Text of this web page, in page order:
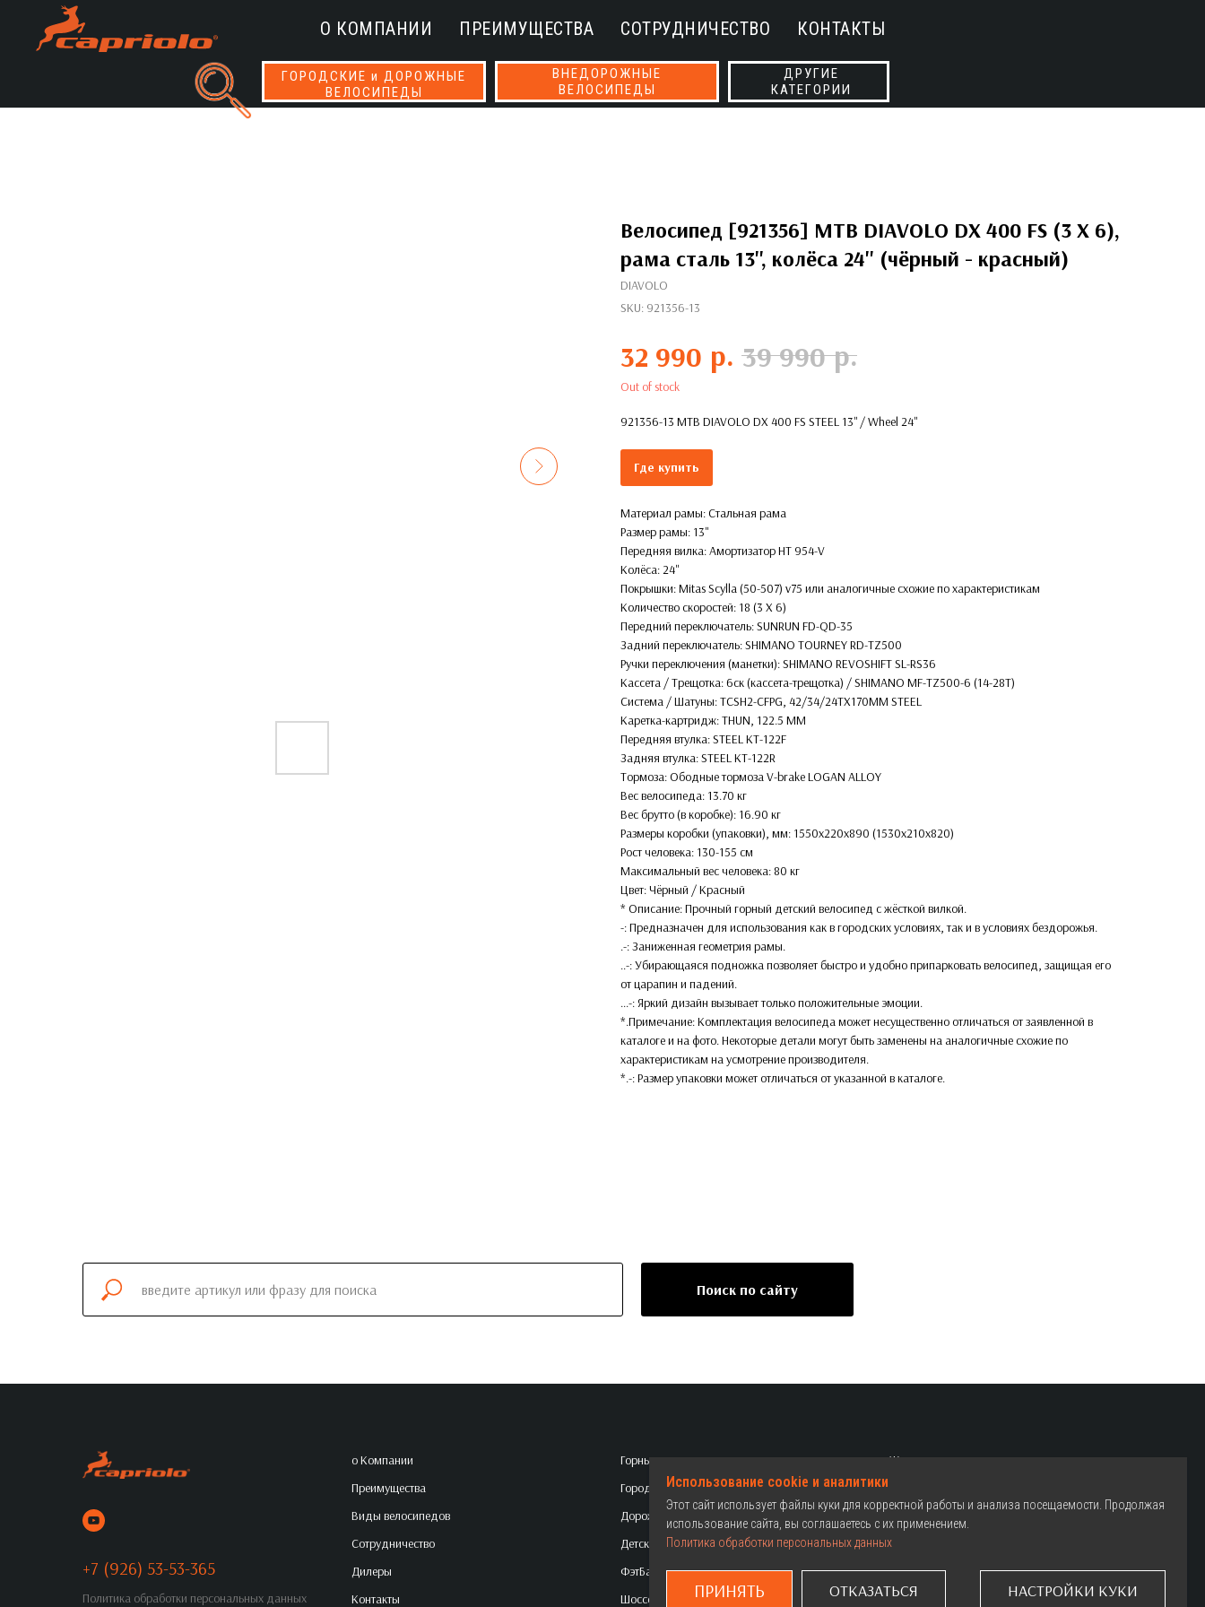
О КОМПАНИИ ПРЕИМУЩЕСТВА СОТРУДНИЧЕСТВО КОНТАКТЫ
ДРУГИЕ
КАТЕГОРИИ
ВНЕДОРОЖНЫЕ
ВЕЛОСИПЕДЫ
ГОРОДСКИЕ и ДОРОЖНЫЕ
ВЕЛОСИПЕДЫ
Велосипед [921356] MTB DIAVOLO DX 400 FS (3 X 6),
рама сталь 13'', колёса 24'' (чёрный - красный)
DIAVOLO
SKU: 921356-13
32 990 р. 39 990 р.
Out of stock
921356-13 MTB DIAVOLO DX 400 FS STEEL 13'' / Wheel 24''
Где купить
Материал рамы: Стальная рама
Размер рамы: 13''
Передняя вилка: Амортизатор HT 954-V
Колёса: 24''
Покрышки: Mitas Scylla (50-507) v75 или аналогичные схожие по характеристикам
Количество скоростей: 18 (3 X 6)
Передний переключатель: SUNRUN FD-QD-35
Задний переключатель: SHIMANO TOURNEY RD-TZ500
Ручки переключения (манетки): SHIMANO REVOSHIFT SL-RS36
Кассета / Трещотка: 6ск (кассета-трещотка) / SHIMANO MF-TZ500-6 (14-28T)
Система / Шатуны: TCSH2-CFPG, 42/34/24TX170MM STEEL
Каретка-картридж: THUN, 122.5 MM
Передняя втулка: STEEL KT-122F
Задняя втулка: STEEL KT-122R
Тормоза: Ободные тормоза V-brake LOGAN ALLOY
Вес велосипеда: 13.70 кг
Вес брутто (в коробке): 16.90 кг
Размеры коробки (упаковки), мм: 1550х220х890 (1530х210х820)
Рост человека: 130-155 см
Максимальный вес человека: 80 кг
Цвет: Чёрный / Красный
* Описание: Прочный горный детский велосипед с жёсткой вилкой.
-: Предназначен для использования как в городских условиях, так и в условиях бездорожья.
.-: Заниженная геометрия рамы.
..-: Убирающаяся подножка позволяет быстро и удобно припарковать велосипед, защищая его
от царапин и падений.
...-: Яркий дизайн вызывает только положительные эмоции.
*.Примечание: Комплектация велосипеда может несущественно отличаться от заявленной в
каталоге и на фото. Некоторые детали могут быть заменены на аналогичные схожие по
характеристикам на усмотрение производителя.
*.-: Размер упаковки может отличаться от указанной в каталоге.
Поиск по сайту
+7 (926) 53-53-365
Политика обработки персональных данных
о Компании
Преимущества
Виды велосипедов
Сотрудничество
Дилеры
Контакты
Горные
Городские
Дорожные
Детские
ФэтБайки
Шоссейные
Женские велосипеды
Как выбрать
Где купить
Гарантия
Сервис
Использование cookie и аналитики
Этот сайт использует файлы куки для корректной работы и анализа посещаемости. Продолжая
использование сайта, вы соглашаетесь с их применением.
Политика обработки персональных данных
ПРИНЯТЬ ОТКАЗАТЬСЯ НАСТРОЙКИ КУКИ